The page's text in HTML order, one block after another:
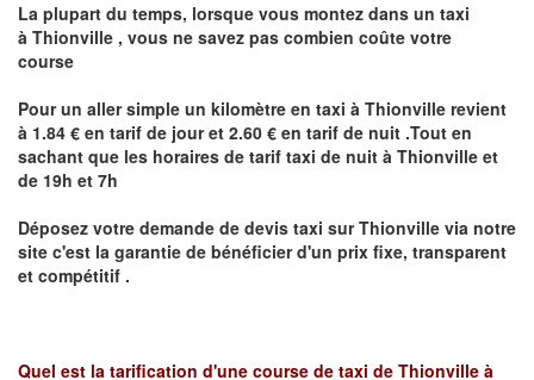
La plupart du temps, lorsque vous montez dans un taxi
à Thionville , vous ne savez pas combien coûte votre
course
Pour un aller simple un kilomètre en taxi à Thionville revient
à 1.84 € en tarif de jour et 2.60 € en tarif de nuit .Tout en
sachant que les horaires de tarif taxi de nuit à Thionville et
de 19h et 7h
Déposez votre demande de devis taxi surThionville via notre
site c'est la garantie de bénéficier d'un prix fixe, transparent
et compétitif .
Quel est la tarification d'une course de taxi de Thionville à